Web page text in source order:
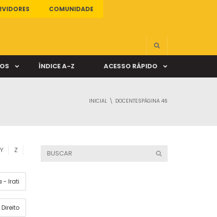
COMUNIDADE
ÍNDICE A-Z ACESSO RÁPIDO
INICIAL DOCENTESPÁGINA 46
Y Z
- Irati
Direito